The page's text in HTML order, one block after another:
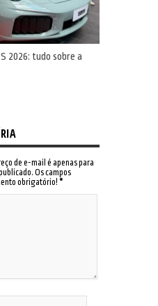
2026: tudo sobre a
de e-mail é apenas para
Os campos
obrigatório! *